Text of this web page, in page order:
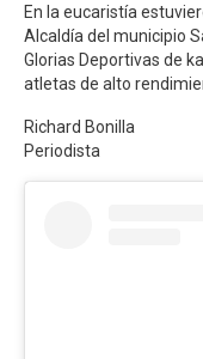
En la eucaristía
Alcaldía del municipio
Glorias Deportivas de
atletas de alto
Richard Bonilla
Periodista